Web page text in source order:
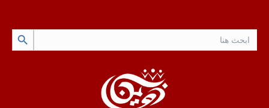
Search Button